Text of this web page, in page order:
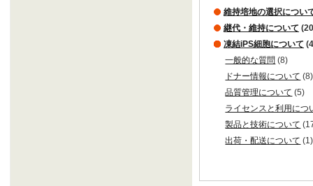
維持培地の選択につい
継代・維持について
凍結iPS細胞について
一般的な質問 (8)
ドナー情報について (8)
品質管理について (5)
ライセンスと利用につ
製品と技術について
出荷・配送について (1)